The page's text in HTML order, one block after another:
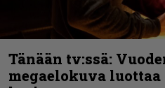
Tänään tv:ssä:
megaelokuva